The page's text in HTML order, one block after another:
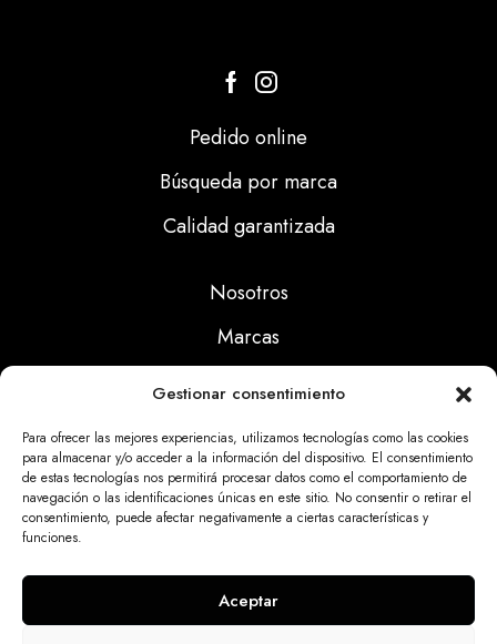
Gestionar consentimiento
Para ofrecer las mejores experiencias, utilizamos tecnologías como las cookies
para almacenar y/o acceder a la información del dispositivo. El consentimiento
de estas tecnologías nos permitirá procesar datos como el comportamiento de
navegación o las identificaciones únicas en este sitio. No consentir o retirar el
consentimiento, puede afectar negativamente a ciertas características y
funciones.
Aceptar
Pedido online
Búsqueda por marca
Calidad garantizada
Nosotros
Marcas
Noticias
Aviso Legal
Politicas Cookies